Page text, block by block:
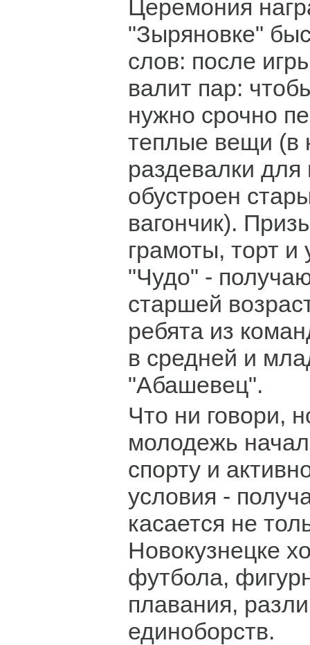
Церемония
"Зыряновке"
слов: после
валит пар:
нужно срочно
теплые вещи (в
раздевалки для
обустроен
вагончик).
грамоты, торт и
"Чудо" -
старшей
ребята из
в средней и
"Абашевец".
Что ни говори,
молодежь
спорту и
условия -
касается не
Новокузнецке
футбола,
плавания,
единоборств.